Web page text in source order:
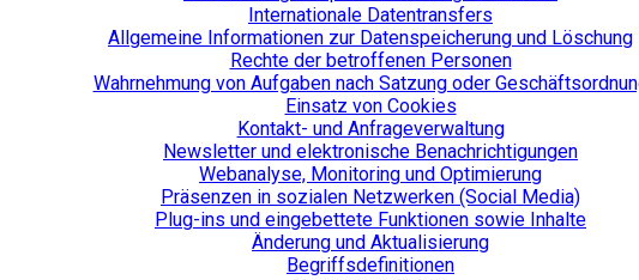
Internationale Datentransfers
Allgemeine Informationen zur Datenspeicherung und Löschung
Rechte der betroffenen Personen
Wahrnehmung von Aufgaben nach Satzung oder
Einsatz von Cookies
Kontakt- und Anfrageverwaltung
Newsletter und elektronische Benachrichtigungen
Webanalyse, Monitoring und Optimierung
Präsenzen in sozialen Netzwerken (Social Media)
Plug-ins und eingebettete Funktionen sowie Inhalte
Änderung und Aktualisierung
Begriffsdefinitionen